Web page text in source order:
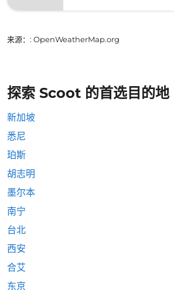
来源： : OpenWeatherMap.org
探索 Scoot 的首选目的地
新加坡
悉尼
珀斯
胡志明
墨尔本
南宁
台北
西安
合艾
东京